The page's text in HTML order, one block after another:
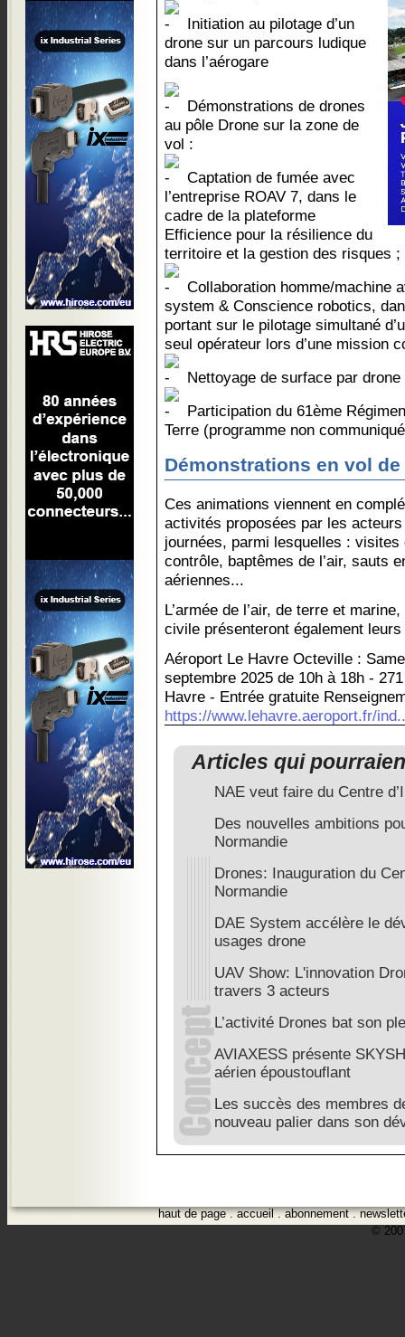
Initiation au pilotage d’un
drone sur un parcours ludique
dans l’aérogare
Démonstrations de drones
au pôle Drone sur la zone de
vol :
Captation de fumée avec
l’entreprise ROAV 7, dans le
cadre de la plateforme
Efficience pour la résilience du
territoire et la gestion des risques ;
Collaboration homme/machine
system & Conscience robotics,
portant sur le pilotage simultané
seul opérateur lors d’une mission
Nettoyage de surface par
Participation du 61ème
Terre (programme non
Démonstrations en vol
Ces animations viennent en
activités proposées par les
journées, parmi lesquelles : visites
contrôle, baptêmes de l’air, sauts
aériennes...
L’armée de l’air, de terre et
civile présenteront également
Aéroport Le Havre Octeville :
septembre 2025 de 10h à 18h -
Havre - Entrée gratuite
https://www.lehavre.aeroport.fr/
Articles qui
NAE veut faire du Centre
Des nouvelles ambitions
Normandie
Drones: Inauguration du
Normandie
DAE System accélère le
usages drone
UAV Show: L'innovation
travers 3 acteurs
L’activité Drones bat son
AVIAXESS présente
aérien époustouflant
Les succès des membres
nouveau palier dans son
haut de page.accueil.abonnement.
©